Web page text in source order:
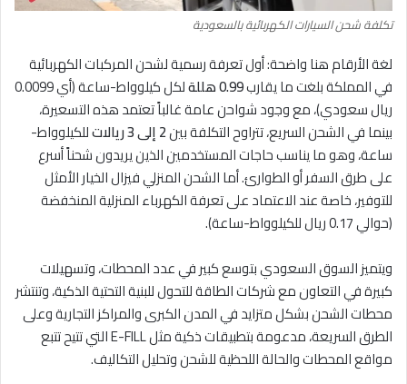
تكلفة شحن السيارات الكهربائية بالسعودية
لغة الأرقام هنا واضحة: أول تعرفة رسمية لشحن المركبات الكهربائية
في المملكة بلغت ما يقارب0.99 هللة
لكل كيلوواط-ساعة (أي 0.0099
ريال سعودي)، مع وجود شواحن عامة غالباً تعتمد هذه التسعيرة،
بينما في الشحن السريع، تتراوح التكلفة بين2 إلى 3 ريالات
للكيلوواط-
ساعة، وهو ما يناسب حاجات المستخدمين الذين يريدون شحناً أسرع
على طرق السفر أو الطوارئ. أما الشحن المنزلي فيزال الخيار الأمثل
للتوفير، خاصة عند الاعتماد على تعرفة الكهرباء المنزلية المنخفضة
(حوالي 0.17 ريال للكيلوواط-ساعة).
ويتميز السوق السعودي بتوسع كبير في عدد المحطات، وتسهيلات
كبيرة في التعاون مع شركات الطاقة للتحول للبنية التحتية الذكية، وتنتشر
محطات الشحن بشكل متزايد في المدن الكبرى والمراكز التجارية وعلى
الطرق السريعة، مدعومة بتطبيقات ذكية مثل E-FILL التي تتيح تتبع
مواقع المحطات والحالة اللحظية للشحن وتحليل التكاليف.